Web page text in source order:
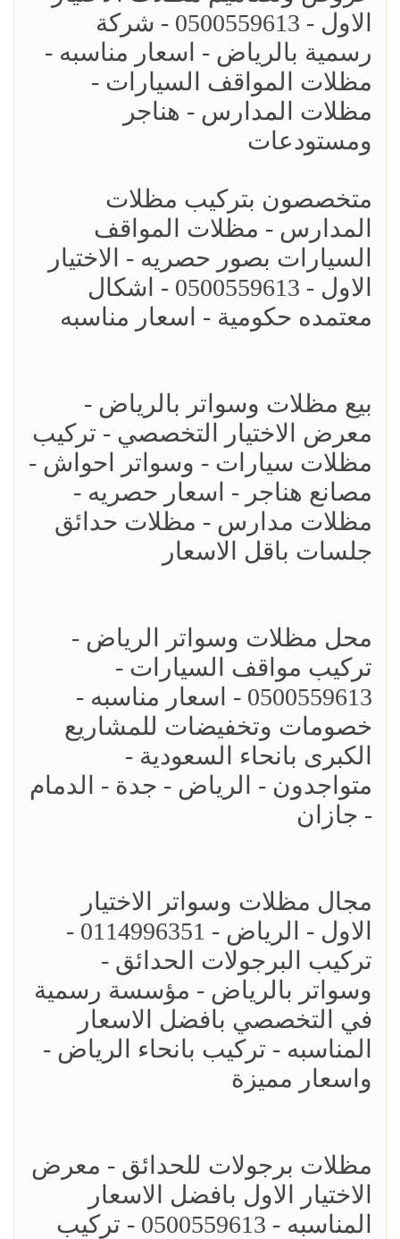
الاول - 0500559613 - شركة
رسمية بالرياض - اسعار مناسبه -
مظلات المواقف السيارات -
مظلات المدارس - هناجر
ومستودعات
متخصصون بتركيب مظلات
المدارس - مظلات المواقف
السيارات بصور حصريه - الاختيار
الاول - 0500559613 - اشكال
معتمده حكومية - اسعار مناسبه
بيع مظلات وسواتر بالرياض -
معرض الاختيار التخصصي - تركيب
مظلات سيارات - وسواتر احواش -
مصانع هناجر - اسعار حصريه -
مظلات مدارس - مظلات حدائق
جلسات باقل الاسعار
محل مظلات وسواتر الرياض -
تركيب مواقف السيارات -
0500559613 - اسعار مناسبه -
خصومات وتخفيضات للمشاريع
الكبرى بانحاء السعودية -
متواجدون - الرياض - جدة - الدمام
- جازان
مجال مظلات وسواتر الاختيار
الاول - الرياض - 0114996351 -
تركيب البرجولات الحدائق -
وسواتر بالرياض - مؤسسة رسمية
في التخصصي بافضل الاسعار
المناسبه - تركيب بانحاء الرياض -
واسعار مميزة
مظلات برجولات للحدائق - معرض
الاختيار الاول بافضل الاسعار
المناسبه - 0500559613 - تركيب